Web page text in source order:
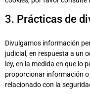
3. Prácticas de
Divulgamos información
judicial, en respuesta a un
ley, en la medida en que lo
proporcionar información
relacionado con la